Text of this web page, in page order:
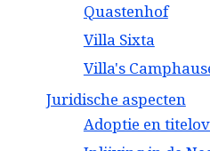
Quastenhof
Villa Sixta
Villa's
Juridische aspecten
Adoptie en